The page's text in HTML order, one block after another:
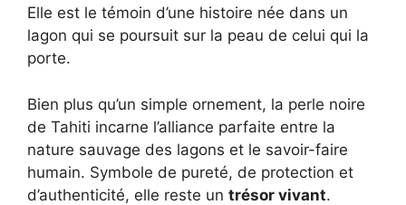
Elle est le témoin d’une histoire née dans un
lagon qui se poursuit sur la peau de celui qui la
porte.
Bien plus qu’un simple ornement, la perle noire
de Tahiti incarne l’alliance parfaite entre la
nature sauvage des lagons et le savoir-faire
humain. Symbole de pureté, de protection et
d’authenticité, elle reste un trésor vivant.